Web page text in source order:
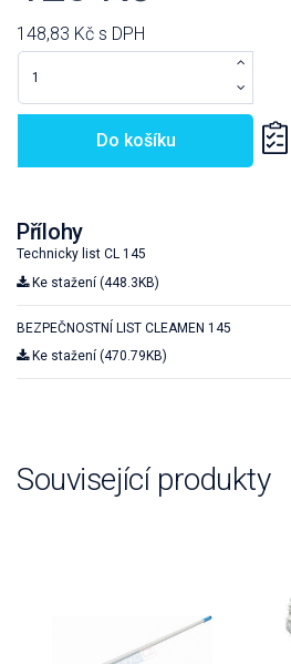
148,83 Kč s DPH
Do košíku
Přílohy
Technicky list CL 145
Ke stažení (448.3KB)
BEZPEČNOSTNÍ LIST CLEAMEN 145
Ke stažení (470.79KB)
Související produkty